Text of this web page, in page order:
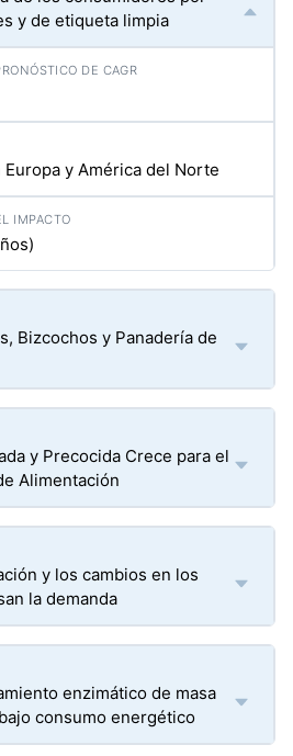
y de etiqueta limpia
y América del Norte
Bizcochos y Panadería de
y Precocida Crece para el
Alimentación
y los cambios en los
la demanda
enzimático de masa
consumo energético